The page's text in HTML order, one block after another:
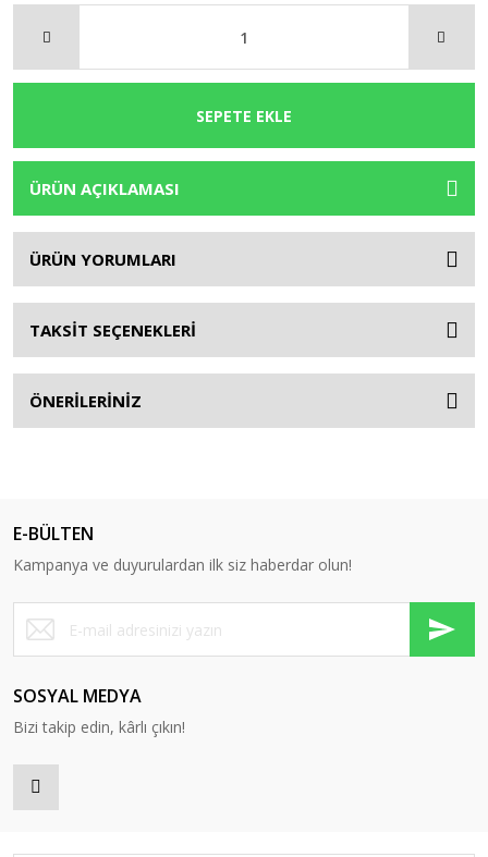
SEPETE EKLE
ÜRÜN AÇIKLAMASI
ÜRÜN YORUMLARI
TAKSİT SEÇENEKLERİ
ÖNERİLERİNİZ
E-BÜLTEN
Kampanya ve duyurulardan ilk siz haberdar olun!
SOSYAL MEDYA
Bizi takip edin, kârlı çıkın!